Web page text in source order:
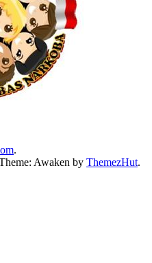
.
Awaken by ThemezHut.